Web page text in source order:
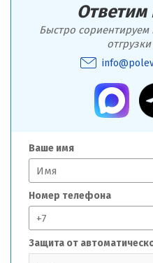
Ответим
Быстро сориентируем
Ваше имя
Номер телефона
Защита от